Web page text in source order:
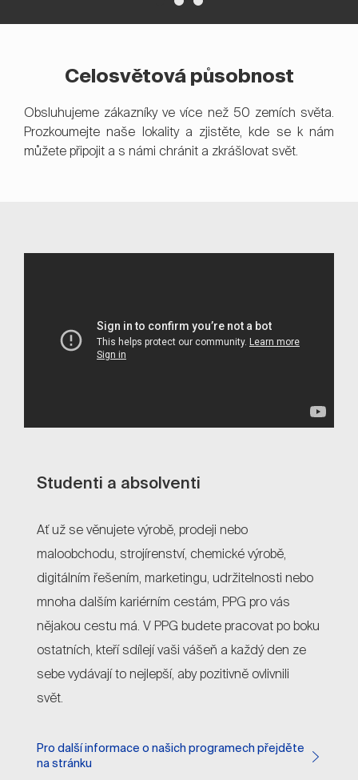
Celosvětová působnost
Obsluhujeme zákazníky ve více než 50 zemích světa.
Prozkoumejte naše lokality a zjistěte, kde se k nám
můžete připojit a s námi chránit a zkrášlovat svět.
Studenti a absolventi
Ať už se věnujete výrobě, prodeji nebo
maloobchodu, strojírenství, chemické výrobě,
digitálním řešením, marketingu, udržitelnosti nebo
mnoha dalším kariérním cestám, PPG pro vás
nějakou cestu má. V PPG budete pracovat po boku
ostatních, kteří sdílejí vaši vášeň a každý den ze
sebe vydávají to nejlepší, aby pozitivně ovlivnili
svět.
Pro další informace o našich programech přejděte
na stránku